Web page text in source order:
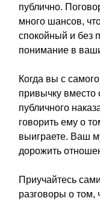
публично.
много шансов,
спокойный и без
понимание в
Когда вы с
привычку вместо
публичного
говорить ему о
выиграете. Ваш
дорожить
Приучайтесь
разговоры о том,